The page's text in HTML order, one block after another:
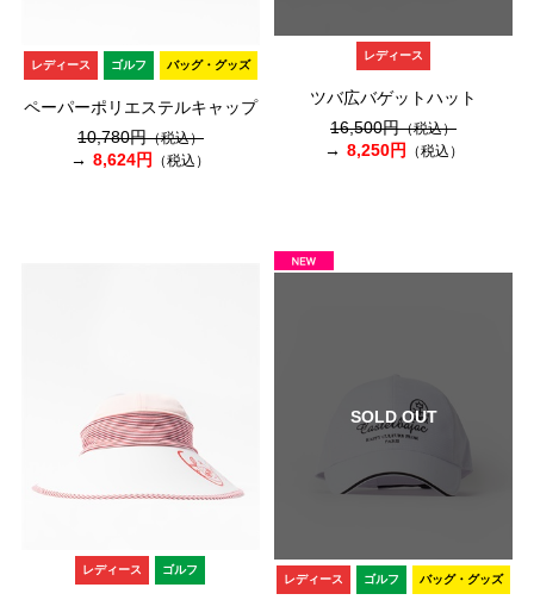
レディース ゴルフ バッグ・グッズ
ペーパーポリエステルキャップ
10,780円（税込）
8,624円 （税込）
レディース
ツバ広バゲットハット
16,500円（税込）
8,250円 （税込）
レディース ゴルフ
SOLD OUT
レディース ゴルフ バッグ・グッズ